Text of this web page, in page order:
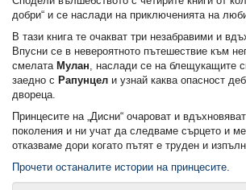
добри“ и се наслади на приключенията на
В тази книга те очакват три незабравими и
Впусни се в невероятното пътешествие към
смелата Мулан, наслади се на блещукащите
заедно с Рапунцел и узнай каква опасност
двореца.
Принцесите на „Дисни“ очароват и
поколения и ни учат да следваме сърцето и
отказваме дори когато пътят е труден и
Прочети останалите истории на принцесите.